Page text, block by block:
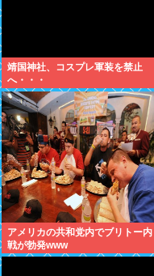
靖国神社、コスプレ軍装を禁止
へ・・・
アメリカの共和党内でブリトー内
戦が勃発www